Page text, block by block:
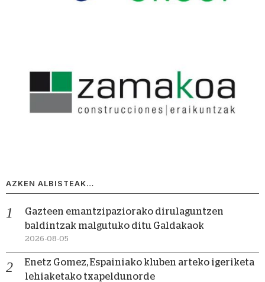
AZKEN ALBISTEAK…
Gazteen emantzipaziorako dirulaguntzen
baldintzak malgutuko ditu Galdakaok
2026-08-05
Enetz Gomez, Espainiako kluben arteko igeriketa
lehiaketako txapeldunorde